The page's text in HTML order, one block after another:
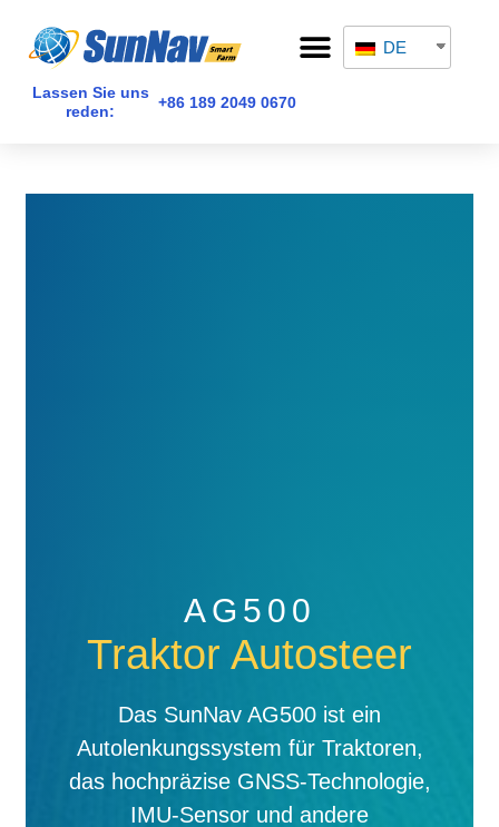
Inhalt
springen
Menü
DE
Lassen Sie uns
reden:
+86 189 2049 0670
AG500
Traktor Autosteer
Das SunNav AG500 ist ein
Autolenkungssystem für Traktoren,
das hochpräzise GNSS-Technologie,
IMU-Sensor und andere
der